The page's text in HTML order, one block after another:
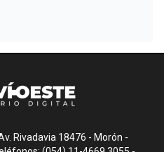
Rivadavia 18476 - Morón -